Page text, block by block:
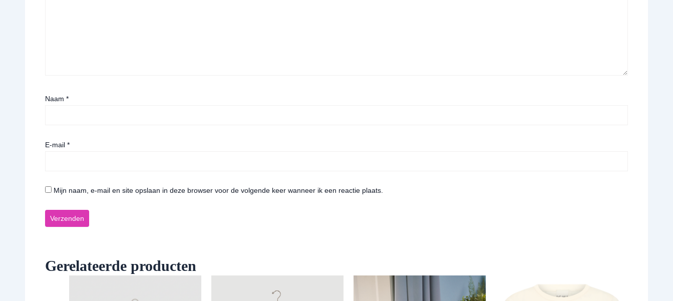
Naam *
E-mail *
Mijn naam, e-mail en site opslaan in deze browser voor de volgende keer wanneer ik een reactie plaats.
Gerelateerde producten